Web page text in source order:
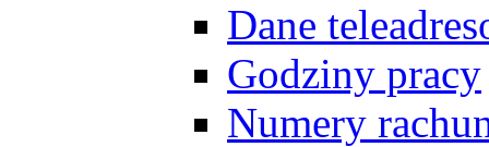
Dane
Godziny pracy
Numery